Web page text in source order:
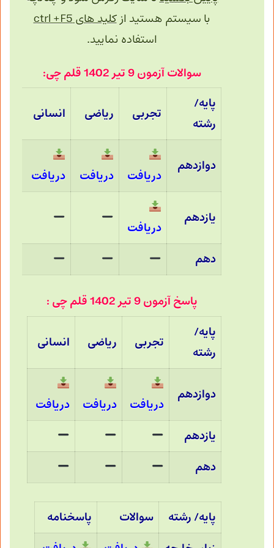
با سیستم هستید ازکلید های ctrl +F5
استفاده نمایید.
سوالات آزمون 9 تیر 1402 قلم چی:
پایه/
رشته
تجربی ریاضی انسانی
دوازدهم
دریافت دریافت دریافت
یازدهم
دریافت
دهم
پاسخ آزمون 9 تیر 1402 قلم چی :
پایه/
رشته
تجربی ریاضی انسانی
دوازدهم
دریافت دریافت
دریافت
یازدهم
دهم
پایه/ رشته سوالات
پاسخنامه